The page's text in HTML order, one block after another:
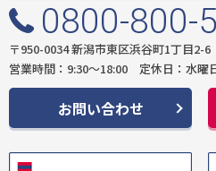
0800-800-
〒950-0034 新潟市東区浜谷町1丁目2-6
営業時間：9:30〜18:00 定休日：水曜
お問い合わせ